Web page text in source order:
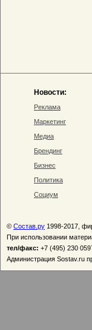
Новости:
Реклама
Маркетинг
Медиа
Брендинг
Бизнес
Политика
Социум
© Состав.ру 1998-2017,
При использовании
тел/факс: +7 (495) 230
Администрация Sostav.ru